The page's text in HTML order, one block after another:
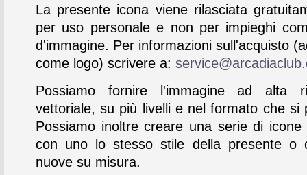
La presente icona viene rilasciata
per uso personale e non per impieghi
d'immagine. Per informazioni sull'acquisto
come logo) scrivere a:
Possiamo fornire l'immagine ad alta
vettoriale, su più livelli e nel formato che si
Possiamo inoltre creare una serie di icone
con uno lo stesso stile della presente o
nuove su misura.